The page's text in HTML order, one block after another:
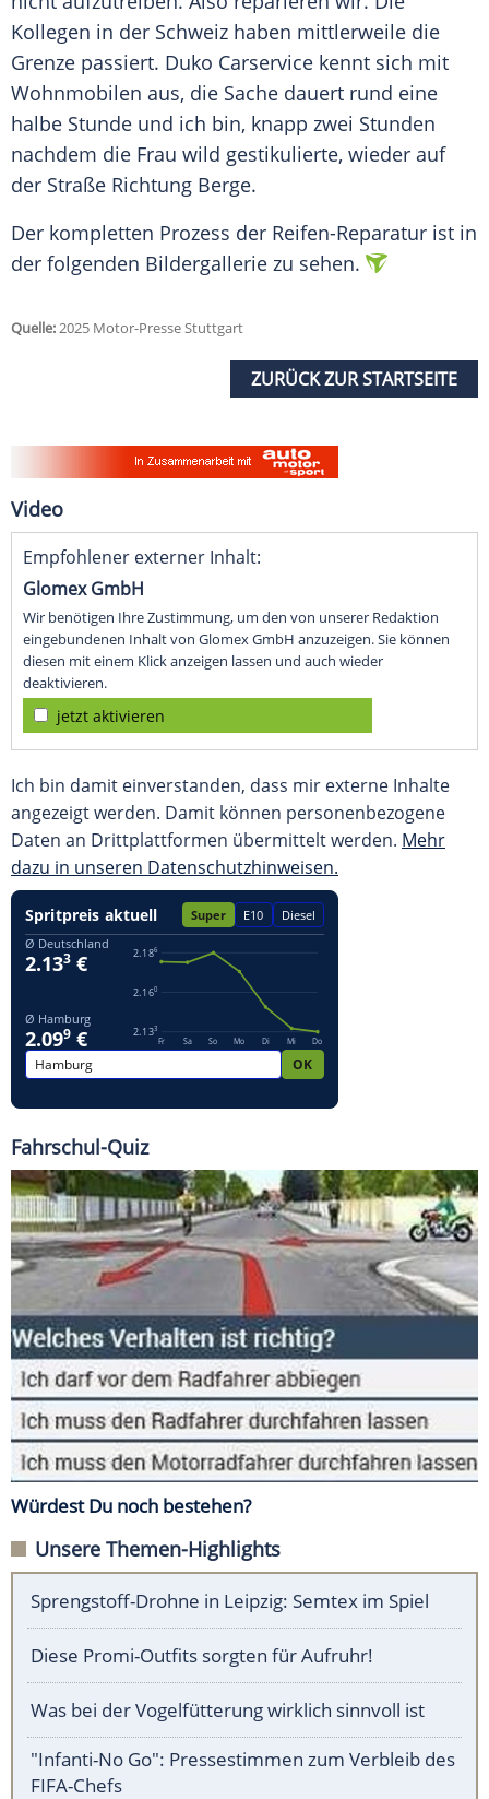
Kollegen in der Schweiz haben mittlerweile die
Grenze passiert. Duko Carservice kennt sich mit
Wohnmobilen aus, die Sache dauert rund eine
halbe Stunde und ich bin, knapp zwei Stunden
nachdem die Frau wild gestikulierte, wieder auf
der Straße Richtung Berge.
Der kompletten Prozess der Reifen-Reparatur ist in
der folgenden Bildergallerie zu sehen.
Quelle:2025 Motor-Presse Stuttgart
ZURÜCK ZUR STARTSEITE
Video
Empfohlener externer Inhalt:
Glomex GmbH
Wir benötigen Ihre Zustimmung, um den von unserer Redaktion
eingebundenen Inhalt von Glomex GmbH anzuzeigen. Sie können
diesen mit einem Klick anzeigen lassen und auch wieder
deaktivieren.
jetzt aktivieren
Ich bin damit einverstanden, dass mir externe Inhalte
angezeigt werden. Damit können personenbezogene
Daten an Drittplattformen übermittelt werden. Mehr
dazu in unseren Datenschutzhinweisen.
Fahrschul-Quiz
Würdest Du noch bestehen?
Unsere Themen-Highlights
Sprengstoff-Drohne in Leipzig: Semtex im Spiel
Diese Promi-Outfits sorgten für Aufruhr!
Was bei der Vogelfütterung wirklich sinnvoll ist
"Infanti-No Go": Pressestimmen zum Verbleib des
FIFA-Chefs